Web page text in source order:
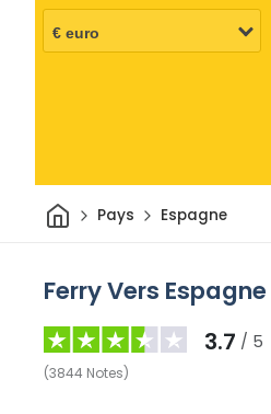
Maison
Pays Espagne
Ferry Vers
3.7 / 5
(3844 Notes)